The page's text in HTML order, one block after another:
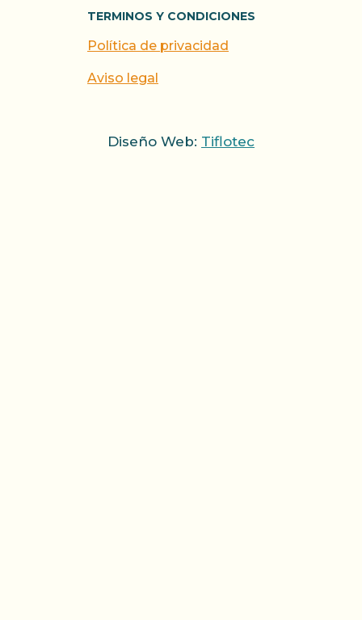
TERMINOS Y CONDICIONES
Política de privacidad
Aviso legal
Diseño Web: Tiflotec